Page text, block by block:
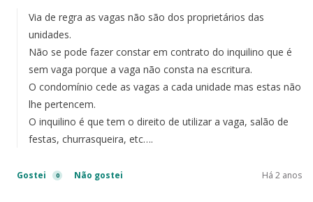
Via de regra as vagas não são dos proprietários das
unidades.
Não se pode fazer constar em contrato do inquilino que é
sem vaga porque a vaga não consta na escritura.
O condomínio cede as vagas a cada unidade mas estas não
lhe pertencem.
O inquilino é que tem o direito de utilizar a vaga, salão de
festas, churrasqueira, etc….
Gostei 0 Não gostei Há 2 anos